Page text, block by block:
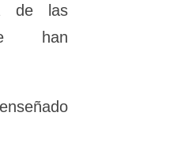
de las
han